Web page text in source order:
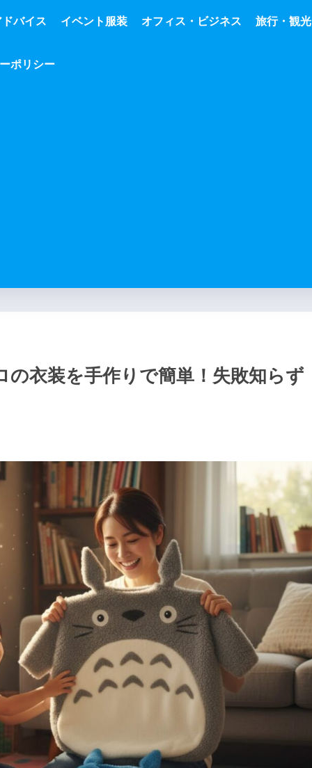
バイス イベント服装 オフィス・ビジネス 旅行・観光
ポリシー
の衣装を手作りで簡単！失敗知らず